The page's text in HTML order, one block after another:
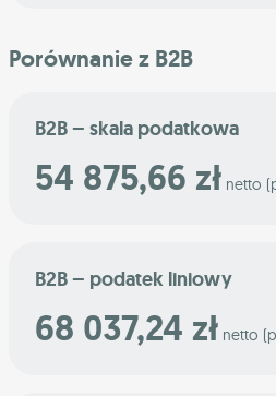
Porównanie z B2B
B2B – skala podatkowa
54 875,66 zł netto
B2B – podatek liniowy
68 037,24 zł netto